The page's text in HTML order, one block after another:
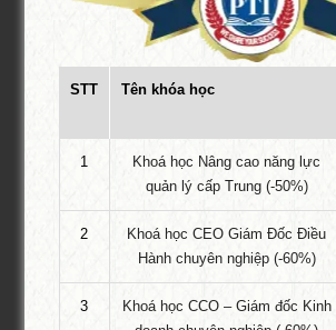
LIÊN HỆ ĐĂNG KÝ
Tư Vấn 24/7: Ms. Thu Trang
Zalo: 087.947.3579
Email: thutrangpti.dk@gmail.com
Để lại một bình luận
STT Tên khóa học
1
Khoá học Nâng cao năng lực
quản lý cấp Trung (-50%)
2
Khoá học CEO Giám Đốc Điều
Hành chuyên nghiệp (-60%)
3
Khoá học CCO – Giám đốc Kinh